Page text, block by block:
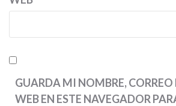
GUARDA MI NOMBRE,
WEB EN ESTE NAVEGADOR